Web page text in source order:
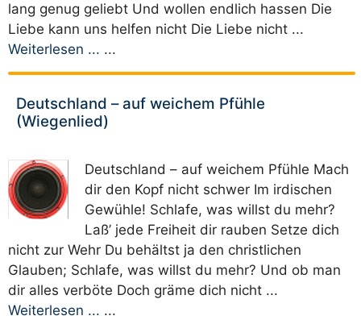
lang genug geliebt Und wollen endlich hassen Die
Liebe kann uns helfen nicht Die Liebe nicht ...
Weiterlesen ... ...
Deutschland – auf weichem Pfühle
(Wiegenlied)
Deutschland – auf weichem Pfühle Mach
dir den Kopf nicht schwer Im irdischen
Gewühle! Schlafe, was willst du mehr?
Laß’ jede Freiheit dir rauben Setze dich
nicht zur Wehr Du behältst ja den christlichen
Glauben; Schlafe, was willst du mehr? Und ob man
dir alles verböte Doch gräme dich nicht ...
Weiterlesen ... ...